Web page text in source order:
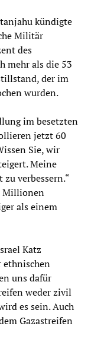
kündigte
Militär
des
mehr als die 53
der im
wurden.
im besetzten
jetzt 60
Sie, wir
Meine
verbessern.“
Millionen
als einem
Katz
ethnischen
uns dafür
weder zivil
es sein. Auch
Gazastreifen